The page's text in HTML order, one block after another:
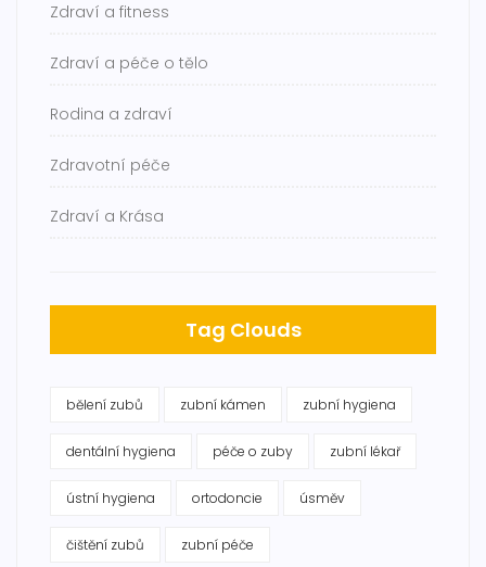
Zdraví a fitness
Zdraví a péče o tělo
Rodina a zdraví
Zdravotní péče
Zdraví a Krása
Tag Clouds
bělení zubů zubní kámen zubní hygiena
dentální hygiena péče o zuby zubní lékař
ústní hygiena ortodoncie úsměv
čištění zubů zubní péče